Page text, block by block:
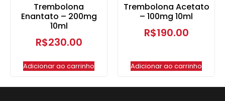
Trembolona
Enantato – 200mg
10ml
R$230.00
Adicionar ao carrinho
Trembolona Acetato
– 100mg 10ml
R$190.00
Adicionar ao carrinho